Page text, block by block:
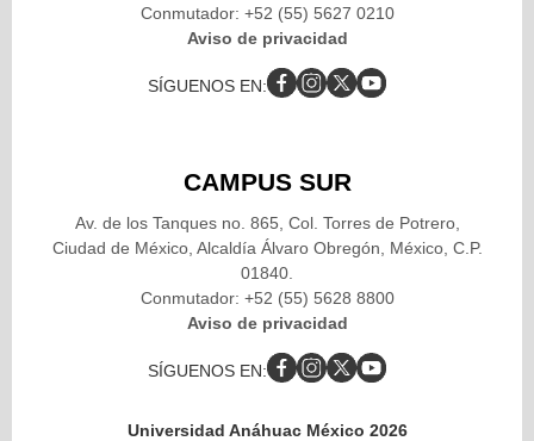
Conmutador: +52 (55) 5627 0210
Aviso de privacidad
SÍGUENOS EN:
CAMPUS SUR
Av. de los Tanques no. 865, Col. Torres de Potrero,
Ciudad de México, Alcaldía Álvaro Obregón, México, C.P.
01840.
Conmutador: +52 (55) 5628 8800
Aviso de privacidad
SÍGUENOS EN:
Universidad Anáhuac México 2026